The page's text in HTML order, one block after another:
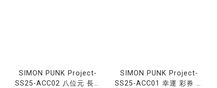
SIMON PUNK Project-
SS25-ACC02 八位元 長絨
SIMON PUNK Project-
SS25-ACC01 幸運 彩券 鑰